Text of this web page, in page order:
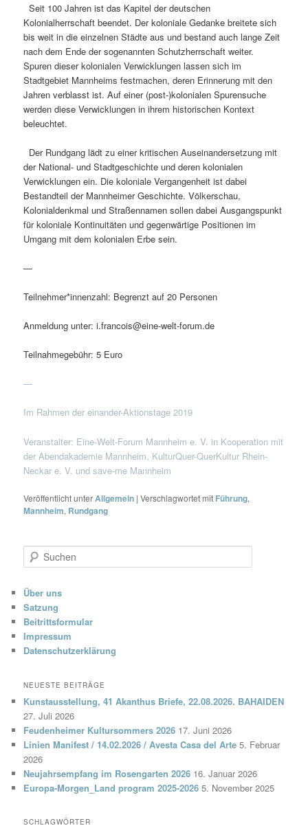
Seit 100 Jahren ist das Kapitel der deutschen
Kolonialherrschaft beendet. Der koloniale Gedanke breitete sich
bis weit in die einzelnen Städte aus und bestand auch lange Zeit
nach dem Ende der sogenannten Schutzherrschaft weiter.
Spuren dieser kolonialen Verwicklungen lassen sich im
Stadtgebiet Mannheims festmachen, deren Erinnerung mit den
Jahren verblasst ist. Auf einer (post-)kolonialen Spurensuche
werden diese Verwicklungen in ihrem historischen Kontext
beleuchtet.
Der Rundgang lädt zu einer kritischen Auseinandersetzung mit
der National- und Stadtgeschichte und deren kolonialen
Verwicklungen ein. Die koloniale Vergangenheit ist dabei
Bestandteil der Mannheimer Geschichte. Völkerschau,
Kolonialdenkmal und Straßennamen sollen dabei Ausgangspunkt
für koloniale Kontinuitäten und gegenwärtige Positionen im
Umgang mit dem kolonialen Erbe sein.
—
Teilnehmer*innenzahl: Begrenzt auf 20 Personen
Anmeldung unter: i.francois@eine-welt-forum.de
Teilnahmegebühr: 5 Euro
—
Im Rahmen der einander-Aktionstage 2019
Veranstalter: Eine-Welt-Forum Mannheim e. V. in Kooperation mit
der Abendakademie Mannheim, KulturQuer-QuerKultur Rhein-
Neckar e. V. und save-me Mannheim
Veröffentlicht unterAllgemein |Verschlagwortet mit Führung,
Mannheim, Rundgang
u
h
e
n
Über uns
Satzung
Beitrittsformular
Impressum
Datenschutzerklärung
NEUESTE BEITRÄGE
Kunstausstellung, 41 Akanthus Briefe, 22.08.2026. BAHAIDEN
27. Juli 2026
Feudenheimer Kultursommers 2026 17. Juni 2026
Linien Manifest / 14.02.2026 / Avesta Casa del Arte 5. Februar
2026
Neujahrsempfang im Rosengarten 2026 16. Januar 2026
Europa-Morgen_Land program 2025-2026 5. November 2025
SCHLAGWÖRTER